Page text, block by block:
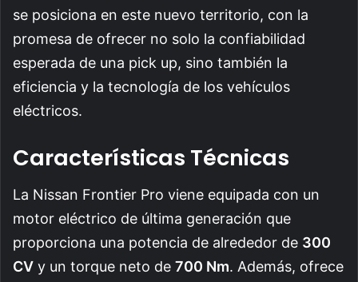
se posiciona en este nuevo territorio, con la
promesa de ofrecer no solo la confiabilidad
esperada de una pick up, sino también la
eficiencia y la tecnología de los vehículos
eléctricos.
Características Técnicas
La Nissan Frontier Pro viene equipada con un
motor eléctrico de última generación que
proporciona una potencia de alrededor de 300
CV y un torque neto de 700 Nm. Además, ofrece